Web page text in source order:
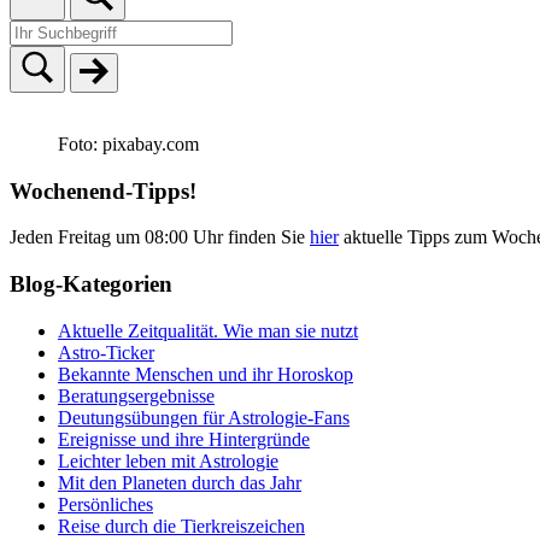
Foto: pixabay.com
Wochenend-Tipps!
Jeden Freitag um 08:00 Uhr finden Sie hieraktuelle Tipps zum
Blog-Kategorien
Aktuelle Zeitqualität. Wie man sie nutzt
Astro-Ticker
Bekannte Menschen und ihr Horoskop
Beratungsergebnisse
Deutungsübungen für Astrologie-Fans
Ereignisse und ihre Hintergründe
Leichter leben mit Astrologie
Mit den Planeten durch das Jahr
Persönliches
Reise durch die Tierkreiszeichen